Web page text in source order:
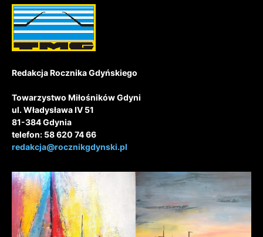
Redakcja Rocznika Gdyńskiego
Towarzystwo Miłośników Gdyni
ul. Władysława IV 51
81-384 Gdynia
telefon: 58 620 74 66
redakcja@rocznikgdynski.pl